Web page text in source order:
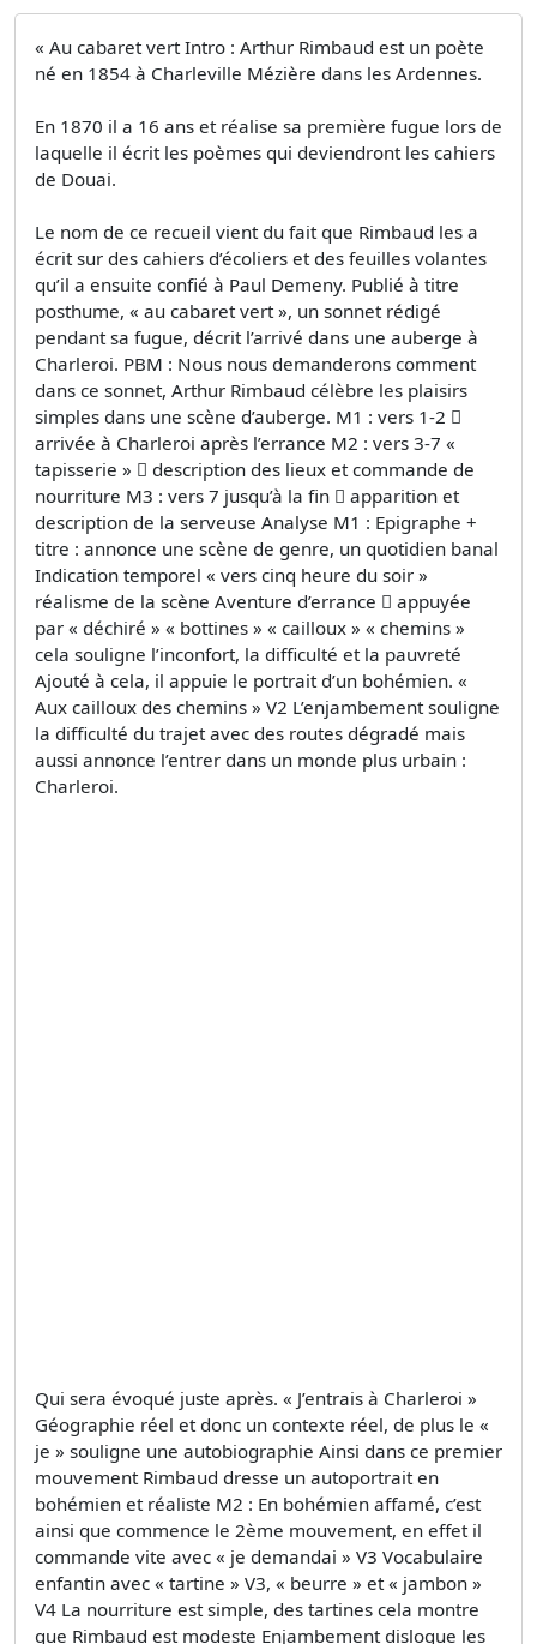
« Au cabaret vert Intro : Arthur Rimbaud est un poète
né en 1854 à Charleville Mézière dans les Ardennes.
En 1870 il a 16 ans et réalise sa première fugue lors de
laquelle il écrit les poèmes qui deviendront les cahiers
de Douai.
Le nom de ce recueil vient du fait que Rimbaud les a
écrit sur des cahiers d’écoliers et des feuilles volantes
qu’il a ensuite confié à Paul Demeny. Publié à titre
posthume, « au cabaret vert », un sonnet rédigé
pendant sa fugue, décrit l’arrivé dans une auberge à
Charleroi. PBM : Nous nous demanderons comment
dans ce sonnet, Arthur Rimbaud célèbre les plaisirs
simples dans une scène d’auberge. M1 : vers 1-2 
arrivée à Charleroi après l’errance M2 : vers 3-7 «
tapisserie »  description des lieux et commande de
nourriture M3 : vers 7 jusqu’à la fin  apparition et
description de la serveuse Analyse M1 : Epigraphe +
titre : annonce une scène de genre, un quotidien banal
Indication temporel « vers cinq heure du soir »
réalisme de la scène Aventure d’errance  appuyée
par « déchiré » « bottines » « cailloux » « chemins »
cela souligne l’inconfort, la difficulté et la pauvreté
Ajouté à cela, il appuie le portrait d’un bohémien. «
Aux cailloux des chemins » V2 L’enjambement souligne
la difficulté du trajet avec des routes dégradé mais
aussi annonce l’entrer dans un monde plus urbain :
Charleroi.
Qui sera évoqué juste après. « J’entrais à Charleroi »
Géographie réel et donc un contexte réel, de plus le «
je » souligne une autobiographie Ainsi dans ce premier
mouvement Rimbaud dresse un autoportrait en
bohémien et réaliste M2 : En bohémien affamé, c’est
ainsi que commence le 2ème mouvement, en effet il
commande vite avec « je demandai » V3 Vocabulaire
enfantin avec « tartine » V3, « beurre » et « jambon »
V4 La nourriture est simple, des tartines cela montre
que Rimbaud est modeste Enjambement disloque les